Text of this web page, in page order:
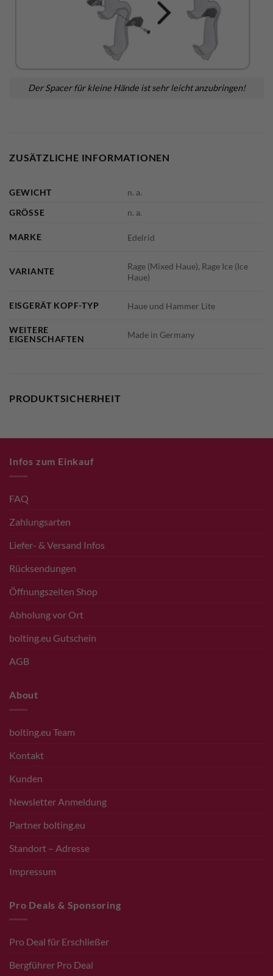
Der Spacer für kleine Hände ist sehr leicht anzubringen!
ZUSÄTZLICHE INFORMATIONEN
GEWICHT
n. a.
GRÖSSE
n. a.
MARKE Edelrid
VARIANTE
Rage (Mixed Haue), Rage Ice (Ice
Haue)
EISGERÄT KOPF-TYP Haue und Hammer Lite
WEITERE
EIGENSCHAFTEN
Made in Germany
PRODUKTSICHERHEIT
Infos zum Einkauf
FAQ
Zahlungsarten
Liefer- & Versand Infos
Rücksendungen
Öffnungszeiten Shop
Abholung vor Ort
bolting.eu Gutschein
AGB
About
bolting.eu Team
Kontakt
Kunden
Newsletter Anmeldung
Partner bolting.eu
Standort – Adresse
Impressum
Pro Deals & Sponsoring
Pro Deal für Erschließer
Bergführer Pro Deal